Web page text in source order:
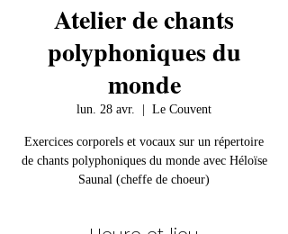
Atelier de chants
polyphoniques du
monde
lun. 28 avr. Le Couvent
Exercices corporels et vocaux sur un répertoire
de chants polyphoniques du monde avec Héloïse
Saunal (cheffe de choeur)